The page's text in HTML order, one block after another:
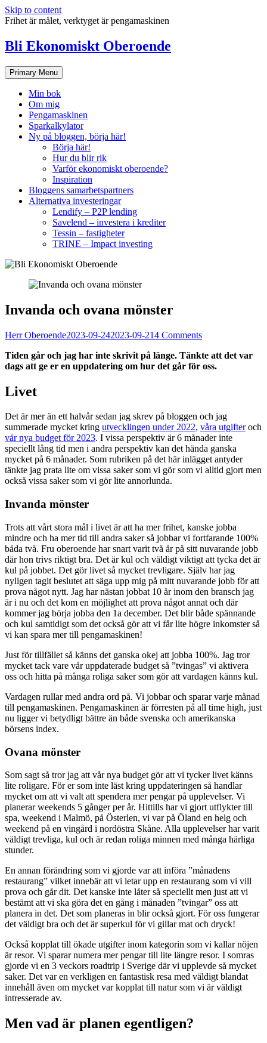
Skip to content
Frihet är målet, verktyget är pengamaskinen
Bli Ekonomiskt Oberoende
Primary Menu
Min bok
Om mig
Pengamaskinen
Sparkalkylator
Ny på bloggen, börja här!
Börja här!
Hur du blir rik
Varför ekonomiskt oberoende?
Inspiration
Bloggens samarbetspartners
Alternativa investeringar
Lendify – P2P lending
Savelend – investera i krediter
Tessin – fastigheter
TRINE – Impact investing
Invanda och ovana mönster
Herr Oberoende2023-09-242023-09-214 Comments
Tiden går och jag har inte skrivit på länge. Tänkte att det var
dags att ge er en uppdatering om hur det går för oss.
Livet
Det är mer än ett halvår sedan jag skrev på bloggen och jag
summerade mycket kring utvecklingen under 2022, våra utgifteroch
vår nya budget för 2023. I vissa perspektiv är 6 månader inte
speciellt lång tid men i andra perspektiv kan det hända ganska
mycket på 6 månader. Som rubriken på det här inlägget antyder
tänkte jag prata lite om vissa saker som vi gör som vi alltid gjort men
också vissa saker som vi gör lite annorlunda.
Invanda mönster
Trots att vårt stora mål i livet är att ha mer frihet, kanske jobba
mindre och ha mer tid till andra saker så jobbar vi fortfarande 100%
båda två. Fru oberoende har snart varit två år på sitt nuvarande jobb
där hon trivs riktigt bra. Det är kul och väldigt viktigt att tycka det är
kul på jobbet. Det gör livet så mycket trevligare. Själv har jag
nyligen tagit beslutet att säga upp mig på mitt nuvarande jobb för att
prova något nytt. Jag har nästan jobbat 10 år inom den bransch jag
är i nu och det kom en möjlighet att prova något annat och där
kommer jag börja jobba den 1a december. Det blir både spännande
och kul samtidigt som det också gör att vi får lite högre inkomster så
vi kan spara mer till pengamaskinen!
Just för tillfället så känns det ganska okej att jobba 100%. Jag tror
mycket tack vare vår uppdaterade budget så ”tvingas” vi aktivera
oss och hitta på många roliga saker som gör att vardagen känns kul.
Vardagen rullar med andra ord på. Vi jobbar och sparar varje månad
till pengamaskinen. Pengamaskinen är förresten på all time high, just
nu ligger vi betydligt bättre än både svenska och amerikanska
börsens index.
Ovana mönster
Som sagt så tror jag att vår nya budget gör att vi tycker livet känns
lite roligare. För er som inte läst kring uppdateringen så handlar
mycket om att vi valt att spendera mer pengar på upplevelser. Vi
planerar weekends 5 gånger per år. Hittills har vi gjort utflykter till
spa, weekend i Malmö, på Österlen, vi var på Öland en helg och
weekend på en vingård i nordöstra Skåne. Alla upplevelser har varit
väldigt trevliga, kul och är redan roliga minnen med många härliga
stunder.
En annan förändring som vi gjorde var att införa ”månadens
restaurang” vilket innebär att vi letar upp en restaurang som vi vill
prova och går dit. Det kanske inte låter så speciellt men just att vi
bestämt att vi ska göra det en gång i månaden ”tvingar” oss att
planera in det. Det som planeras in blir också gjort. För oss fungerar
det väldigt bra och det är superkul för vi gillar mat och dryck!
Också kopplat till ökade utgifter inom kategorin som vi kallar nöjen
är resor. Vi sparar numera mer pengar till lite längre resor. I somras
gjorde vi en 3 veckors roadtrip i Sverige där vi upplevde så mycket
saker. Det var en verkligen en fantastisk resa med väldigt blandat
innehåll även om mycket var kopplat till natur som vi är väldigt
intresserade av.
Men vad är planen egentligen?